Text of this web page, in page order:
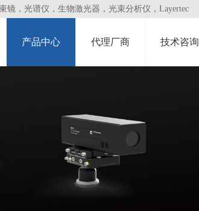
，光谱仪，生物激光器，光束分析仪，Layertec
产品中心 代理厂商 技术咨询